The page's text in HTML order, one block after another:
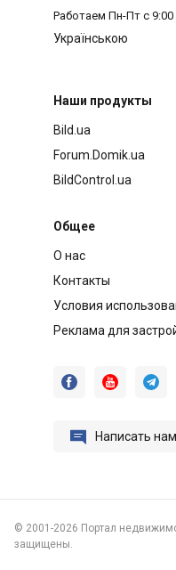
Работаем Пн-Пт с 9:00
Українською
Наши продукты
Bild.ua
Forum.Domik.ua
BildControl.ua
Общее
О нас
Контакты
Условия
Реклама для
  
 Написать нам
© 2001-2026 Портал
защищены.